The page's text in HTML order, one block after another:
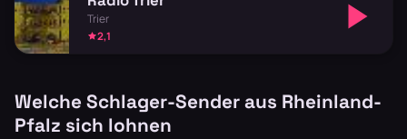
Trier
2,1
Welche Schlager-Sender aus Rheinland-
Pfalz sich lohnen